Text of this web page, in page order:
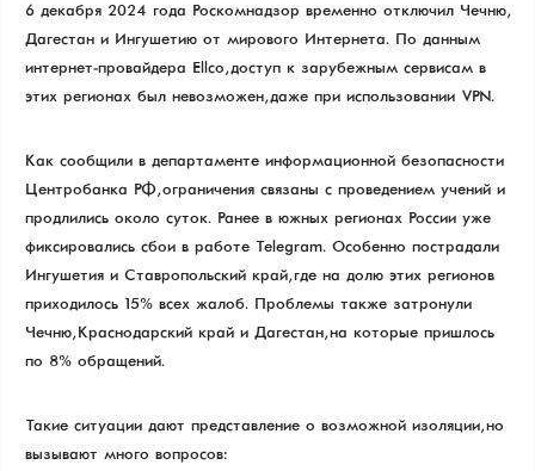
6 декабря 2024 года Роскомнадзор временно отключил Чечню,
Дагестан и Ингушетию от мирового Интернета. По данным
интернет-провайдера Ellco, доступ к зарубежным сервисам в
этих регионах был невозможен, даже при использовании VPN.
Как сообщили в департаменте информационной безопасности
Центробанка РФ, ограничения связаны с проведением учений и
продлились около суток. Ранее в южных регионах России уже
фиксировались сбои в работе Telegram. Особенно пострадали
Ингушетия и Ставропольский край, где на долю этих регионов
приходилось 15% всех жалоб. Проблемы также затронули
Чечню, Краснодарский край и Дагестан, на которые пришлось
по 8% обращений.
Такие ситуации дают представление о возможной изоляции, но
вызывают много вопросов: